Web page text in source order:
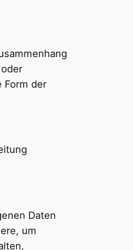
Form der
Daten
um